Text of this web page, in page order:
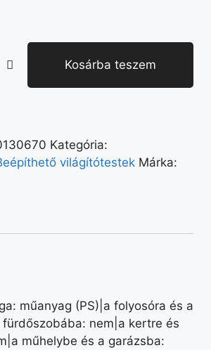
Kosárba teszem
Kategória:
világítótestek Márka:
műanyag (PS)|a folyosóra és a
nem|a kertre és
műhelybe és a garázsba: